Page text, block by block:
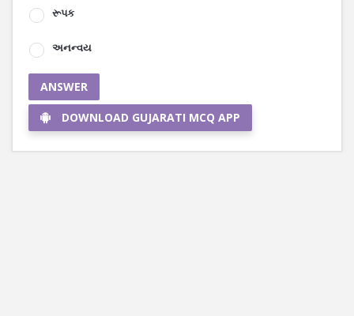
રૂપક
અનન્વય
ANSWER
DOWNLOAD GUJARATI MCQ APP